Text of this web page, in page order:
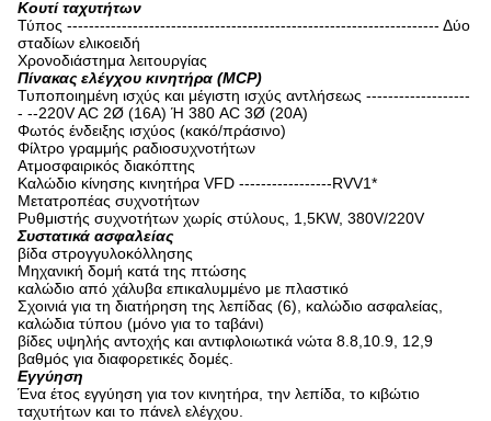
Κουτί ταχυτήτων
Τύπος -------------------------------------------------------------------- Δύο
σταδίων ελικοειδή
Χρονοδιάστημα λειτουργίας
Πίνακας ελέγχου κινητήρα (MCP)
Τυποποιημένη ισχύς και μέγιστη ισχύς αντλήσεως -------------------
- --220V AC 2Ø (16A) Ή 380 AC 3Ø (20A)
Φωτός ένδειξης ισχύος (κακό/πράσινο)
Φίλτρο γραμμής ραδιοσυχνοτήτων
Ατμοσφαιρικός διακόπτης
Καλώδιο κίνησης κινητήρα VFD -----------------RVV1*
Μετατροπέας συχνοτήτων
Ρυθμιστής συχνοτήτων χωρίς στύλους, 1,5KW, 380V/220V
Συστατικά ασφαλείας
βίδα στρογγυλοκόλλησης
Μηχανική δομή κατά της πτώσης
καλώδιο από χάλυβα επικαλυμμένο με πλαστικό
Σχοινιά για τη διατήρηση της λεπίδας (6), καλώδιο ασφαλείας,
καλώδια τύπου (μόνο για το ταβάνι)
βίδες υψηλής αντοχής και αντιφλοιωτικά νώτα 8.8,10.9, 12,9
βαθμός για διαφορετικές δομές.
Εγγύηση
Ένα έτος εγγύηση για τον κινητήρα, την λεπίδα, το κιβώτιο
ταχυτήτων και το πάνελ ελέγχου.